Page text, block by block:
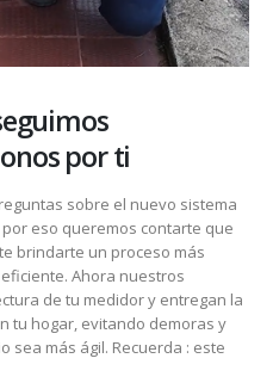
por ti
sobre el nuevo sistema
eso queremos contarte que
brindarte un proceso más
Ahora nuestros
de tu medidor y entregan la
tu hogar, evitando demoras y
sea más ágil. Recuerda : este